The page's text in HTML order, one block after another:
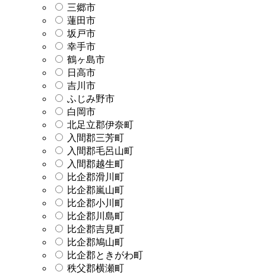
三郷市
蓮田市
坂戸市
幸手市
鶴ヶ島市
日高市
吉川市
ふじみ野市
白岡市
北足立郡伊奈町
入間郡三芳町
入間郡毛呂山町
入間郡越生町
比企郡滑川町
比企郡嵐山町
比企郡小川町
比企郡川島町
比企郡吉見町
比企郡鳩山町
比企郡ときがわ町
秩父郡横瀬町